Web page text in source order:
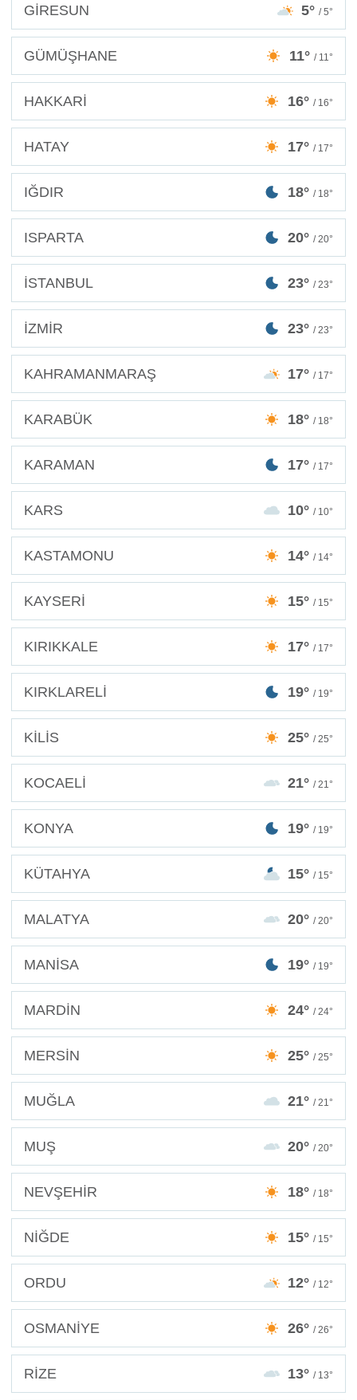
GİRESUN 5° / 5°
GÜMÜŞHANE 11° / 11°
HAKKARİ 16° / 16°
HATAY 17° / 17°
IĞDIR 18° / 18°
ISPARTA 20° / 20°
İSTANBUL 23° / 23°
İZMİR 23° / 23°
KAHRAMANMARAŞ 17° / 17°
KARABÜK 18° / 18°
KARAMAN 17° / 17°
KARS 10° / 10°
KASTAMONU 14° / 14°
KAYSERİ 15° / 15°
KIRIKKALE 17° / 17°
KIRKLARELİ 19° / 19°
KİLİS 25° / 25°
KOCAELİ 21° / 21°
KONYA 19° / 19°
KÜTAHYA 15° / 15°
MALATYA 20° / 20°
MANİSA 19° / 19°
MARDİN 24° / 24°
MERSİN 25° / 25°
MUĞLA 21° / 21°
MUŞ 20° / 20°
NEVŞEHİR 18° / 18°
NİĞDE 15° / 15°
ORDU 12° / 12°
OSMANİYE 26° / 26°
RİZE 13° / 13°